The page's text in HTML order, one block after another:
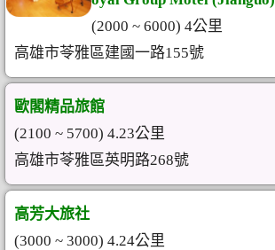
(2000 ~ 6000) 4公里
高雄市苓雅區建國一路155號
歐閣精品旅館
(2100 ~ 5700) 4.23公里
高雄市苓雅區英明路268號
高芳大旅社
(3000 ~ 3000) 4.24公里